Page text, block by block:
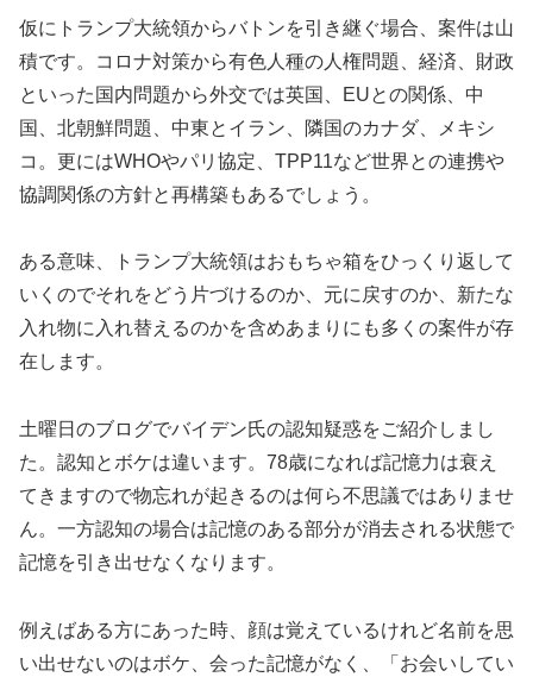
仮にトランプ大統領からバトンを引き継ぐ場合、案件は山
積です。コロナ対策から有色人種の人権問題、経済、財政
といった国内問題から外交では英国、EUとの関係、中
国、北朝鮮問題、中東とイラン、隣国のカナダ、メキシ
コ。更にはWHOやパリ協定、TPP11など世界との連携や
協調関係の方針と再構築もあるでしょう。
ある意味、トランプ大統領はおもちゃ箱をひっくり返して
いくのでそれをどう片づけるのか、元に戻すのか、新たな
入れ物に入れ替えるのかを含めあまりにも多くの案件が存
在します。
土曜日のブログでバイデン氏の認知疑惑をご紹介しまし
た。認知とボケは違います。78歳になれば記憶力は衰え
てきますので物忘れが起きるのは何ら不思議ではありませ
ん。一方認知の場合は記憶のある部分が消去される状態で
記憶を引き出せなくなります。
例えばある方にあった時、顔は覚えているけれど名前を思
い出せないのはボケ、会った記憶がなく、「お会いしてい